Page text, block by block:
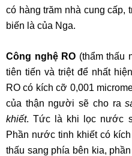
có hàng trăm nhà cung cấp,
biến là của Nga.
Công nghệ RO (thẩm thấu
tiên tiến và triệt để nhất
RO có kích cỡ 0,001
của thận người sẽ cho ra
khiết. Tức là khi lọc nước
Phần nước tinh khiết có
thấu sang phía bên kia,